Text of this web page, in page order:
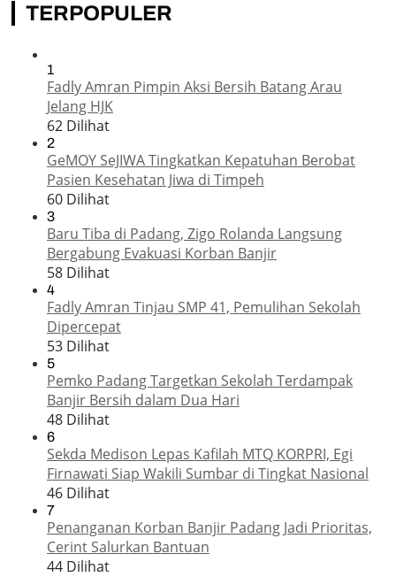
TERPOPULER
1
Fadly Amran Pimpin Aksi Bersih Batang Arau
Jelang HJK
62 Dilihat
2
GeMOY SeJIWA Tingkatkan Kepatuhan Berobat
Pasien Kesehatan Jiwa di Timpeh
60 Dilihat
3
Baru Tiba di Padang, Zigo Rolanda Langsung
Bergabung Evakuasi Korban Banjir
58 Dilihat
4
Fadly Amran Tinjau SMP 41, Pemulihan Sekolah
Dipercepat
53 Dilihat
5
Pemko Padang Targetkan Sekolah Terdampak
Banjir Bersih dalam Dua Hari
48 Dilihat
6
Sekda Medison Lepas Kafilah MTQ KORPRI, Egi
Firnawati Siap Wakili Sumbar di Tingkat Nasional
46 Dilihat
7
Penanganan Korban Banjir Padang Jadi Prioritas,
Cerint Salurkan Bantuan
44 Dilihat